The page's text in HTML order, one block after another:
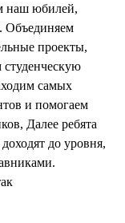
наш юбилей,
Объединяем
проекты,
студенческую
самых
и помогаем
Далее ребята
до уровня,